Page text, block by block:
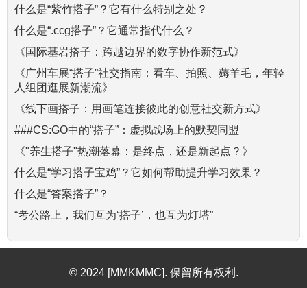
什么是“紫竹搭子”？它有什么特别之处？
什么是“.ccg搭子”？它通常指代什么？
《国际基岩搭子：跨越边界的数字协作新范式》
《广州车展“搭子”社交指南：看车、拍照、薅羊毛，年轻
人组团逛展新潮流》
《线下画搭子：用画笔连接彼此的创意社交新方式》
###CS:GO中的“搭子”：虚拟战场上的默契同盟
《"养生搭子"热潮落幕：是终点，还是新起点？》
什么是“学习搭子宝鸡”？它如何帮助提升学习效果？
什么是“答案搭子”？
“考公路上，我们互为‘搭子’，也互为灯塔”
© 2024 [MMKMMC]. 保留所有权利.